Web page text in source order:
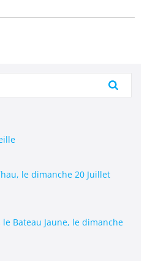
le dimanche 20 Juillet
Bateau Jaune, le dimanche